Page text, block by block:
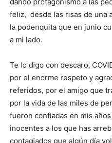
feliz, desde las risas de una
la podenquita que en junio
a mi lado.
Te lo digo con descaro,
por el enorme respeto y
referidos, por el amigo que
por la vida de las miles de
fueron confiadas en mis
inocentes a los que has
contagiados que algún día